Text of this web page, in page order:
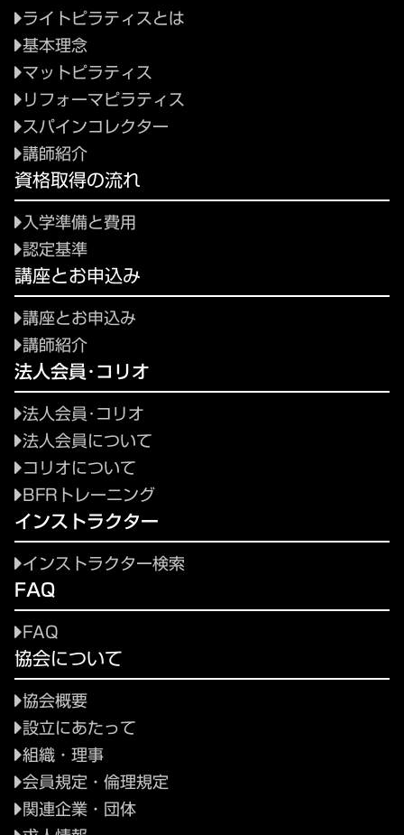
ライトピラティスとは
基本理念
マットピラティス
リフォーマピラティス
スパインコレクター
講師紹介
資格取得の流れ
入学準備と費用
認定基準
講座とお申込み
講座とお申込み
講師紹介
法人会員･コリオ
法人会員･コリオ
法人会員について
コリオについて
BFRトレーニング
インストラクター
インストラクター検索
FAQ
FAQ
協会について
協会概要
設立にあたって
組織・理事
会員規定・倫理規定
関連企業・団体